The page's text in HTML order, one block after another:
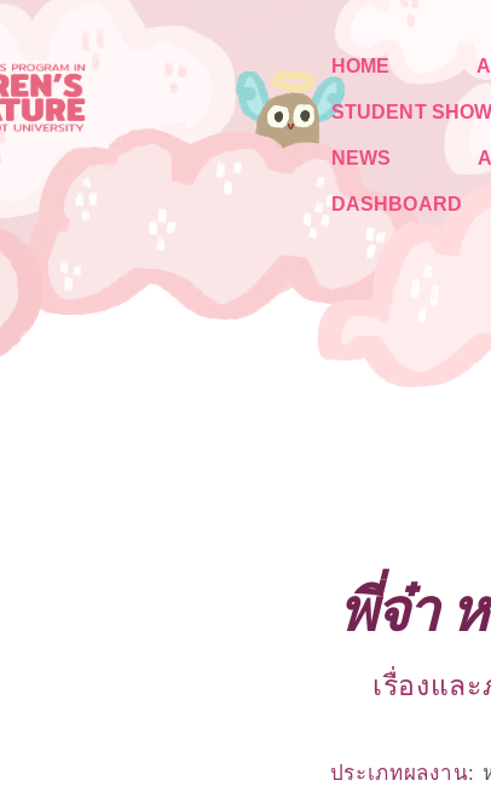
HOME
STUDENT
NEWS
DASHBOARD
พี่จ๋า
เรื่องแล
ประเภทผลงาน: